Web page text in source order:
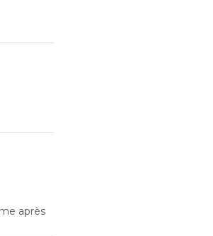
après